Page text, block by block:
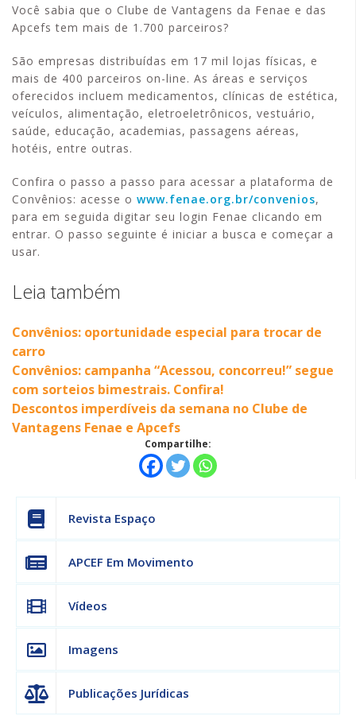
Você sabia que o Clube de Vantagens da Fenae e das
Apcefs tem mais de 1.700 parceiros?
São empresas distribuídas em 17 mil lojas físicas, e
mais de 400 parceiros on-line. As áreas e serviços
oferecidos incluem medicamentos, clínicas de estética,
veículos, alimentação, eletroeletrônicos, vestuário,
saúde, educação, academias, passagens aéreas,
hotéis, entre outras.
Confira o passo a passo para acessar a plataforma de
Convênios: acesse o www.fenae.org.br/convenios,
para em seguida digitar seu login Fenae clicando em
entrar. O passo seguinte é iniciar a busca e começar a
usar.
Leia também
Convênios: oportunidade especial para trocar de
carro
Convênios: campanha “Acessou, concorreu!” segue
com sorteios bimestrais. Confira!
Descontos imperdíveis da semana no Clube de
Vantagens Fenae e Apcefs
Compartilhe:
Revista Espaço
APCEF Em Movimento
Vídeos
Imagens
Publicações Jurídicas